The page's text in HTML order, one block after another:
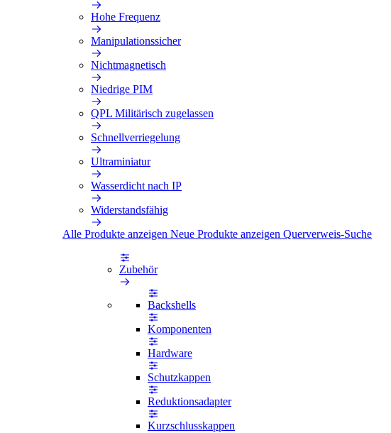
Hohe Frequenz
Manipulationssicher
Nichtmagnetisch
Niedrige PIM
QPL Militärisch zugelassen
Schnellverriegelung
Ultraminiatur
Wasserdicht nach IP
Widerstandsfähig
Alle Produkte anzeigen Neue Produkte anzeigen Querverweis-Suche
Zubehör
Backshells
Komponenten
Hardware
Schutzkappen
Reduktionsadapter
Kurzschlusskappen